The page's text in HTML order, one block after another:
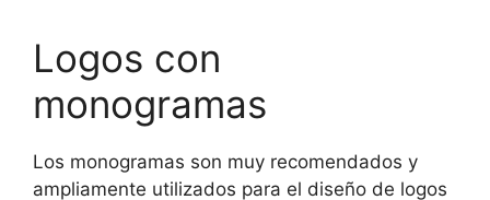
Logos con
monogramas
Los monogramas son muy recomendados y
ampliamente utilizados para el diseño de logos